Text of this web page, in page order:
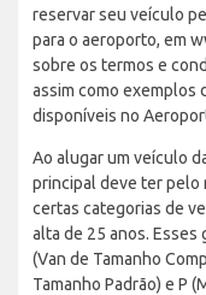
reservar seu veículo
para o aeroporto, em
sobre os termos e
assim como exemplos
disponíveis no
Ao alugar um veículo
principal deve ter pelo
certas categorias de
alta de 25 anos. Esses
(Van de Tamanho
Tamanho Padrão) e P